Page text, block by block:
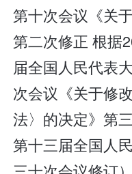
第十次会议《关
第二次修正 根据
届全国人民代表
次会议《关于修
法〉的决定》第
第十三届全国人